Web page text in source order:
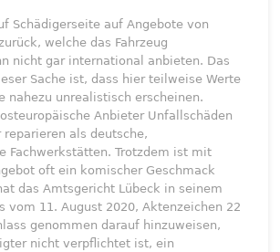
Schädigerseite auf Angebote von
welche das Fahrzeug
nicht gar international anbieten. Das
Sache ist, dass hier teilweise Werte
nahezu unrealistisch erscheinen.
Anbieter Unfallschäden
als deutsche,
Fachwerkstätten. Trotzdem ist mit
oft ein komischer Geschmack
das Amtsgericht Lübeck in seinem
vom 11. August 2020, Aktenzeichen 22
genommen darauf hinzuweisen,
nicht verpflichtet ist, ein